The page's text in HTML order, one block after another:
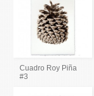
Cuadro Roy Piña
#3